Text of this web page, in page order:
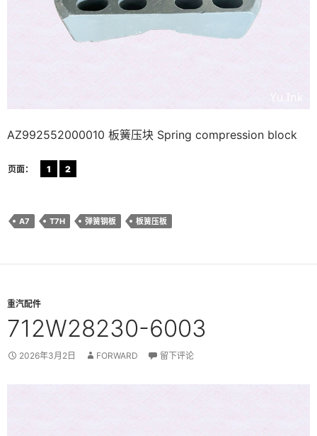
AZ992552000010 板簧压块 Spring compression block
页面： 1 2
A7 T7H 弹簧钢板 板簧压板
重汽配件
712W28230-6003
2026年3月2日 FORWARD 留下评论